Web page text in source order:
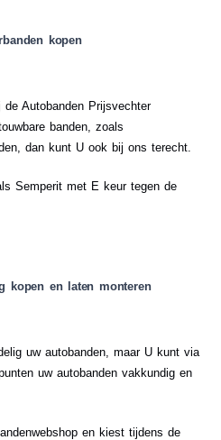
kopen
Autobanden Prijsvechter
banden, zoals
dan kunt U ook bij ons terecht.
Semperit met E keur tegen de
kopen en laten monteren
uw autobanden, maar U kunt via
uw autobanden vakkundig en
en kiest tijdens de